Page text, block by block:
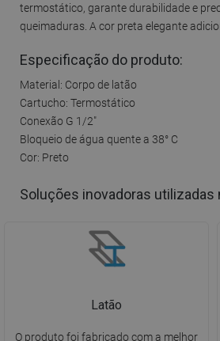
termostático, garante durabilidade e
queimaduras. A cor preta elegante
Especificação do produto:
Material: Corpo de latão
Cartucho: Termostático
Conexão G 1/2"
Bloqueio de água quente a 38° C
Cor: Preto
Soluções inovadoras
Latão
O produto foi fabricado com a melhor